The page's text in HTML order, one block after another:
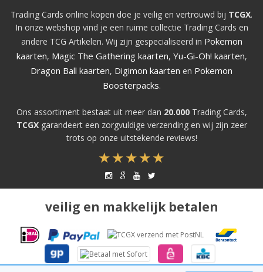
Trading Cards online kopen doe je veilig en vertrouwd bij TCGX.
In onze webshop vind je een ruime collectie Trading Cards en
andere TCG Artikelen. Wij zijn gespecialiseerd in Pokemon
kaarten, Magic The Gathering kaarten, Yu-Gi-Oh! kaarten,
Dragon Ball kaarten, Digimon kaarten en Pokemon
Boosterpacks.
Ons assortiment bestaat uit meer dan 20.000Trading Cards,
TCGXgarandeert een zorgvuldige verzending en wij zijn zeer
trots op onze uitstekende reviews!
veilig en makkelijk betalen